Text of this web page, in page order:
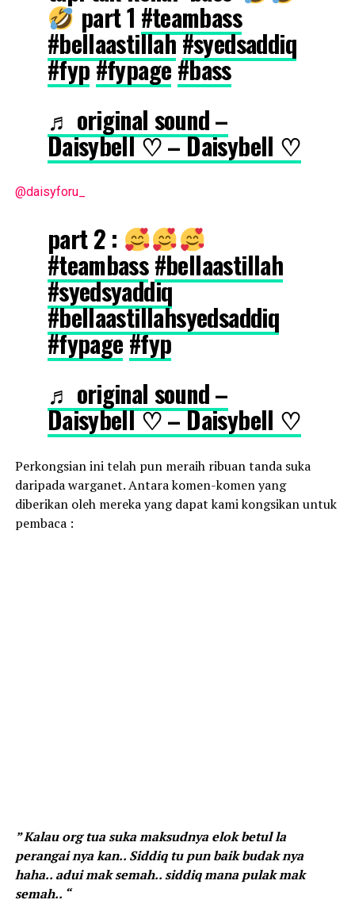
part 1 #teambass
#bellaastillah#syedsaddiq
#fyp#fypage#bass
♬ original sound –
Daisybell ♡︎ – Daisybell ♡︎
@daisyforu_
part 2 :
#teambass#bellaastillah
#syedsyaddiq
#bellaastillahsyedsaddiq
#fypage#fyp
♬ original sound –
Daisybell ♡︎ – Daisybell ♡︎
Perkongsian ini telah pun meraih ribuan tanda suka
daripada warganet. Antara komen-komen yang
diberikan oleh mereka yang dapat kami kongsikan untuk
pembaca :
” Kalau org tua suka maksudnya elok betul la
perangai nya kan.. Siddiq tu pun baik budak nya
haha.. adui mak semah.. siddiq mana pulak mak
semah.. “